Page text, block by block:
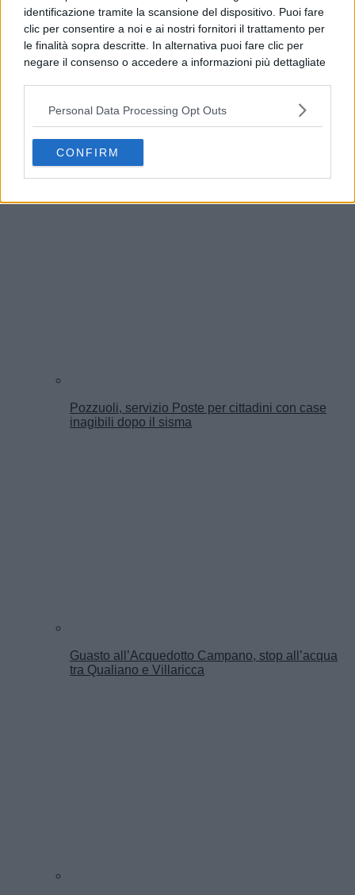
identificazione tramite la scansione del dispositivo. Puoi fare
clic per consentire a noi e ai nostri fornitori il trattamento per
le finalità sopra descritte. In alternativa puoi fare clic per
negare il consenso o accedere a informazioni più dettagliate
possono non richiedere il tuo consenso, ma hai il diritto di
opporti a tale trattamento. Le tue preferenze si
preferenze in qualsiasi momento ritornando su questo sito o
consultando la nostrainformativa sulla riservatezza.
Personal Data Processing Opt Outs
CONFIRM
America’s Cup, Casamicciola espone le prime
Pozzuoli, servizio Poste per cittadini con case
inagibili dopo il sisma
Guasto all’Acquedotto Campano, stop all’acqua
tra Qualiano e Villaricca